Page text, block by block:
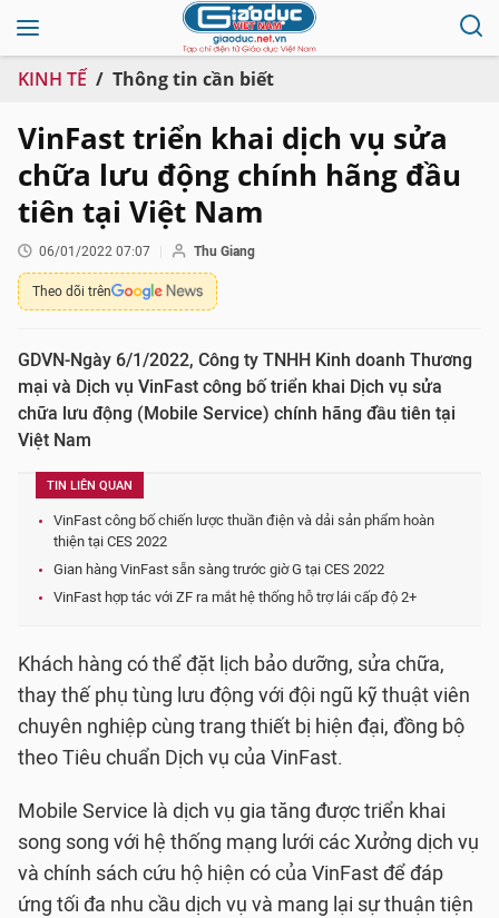
KINH TẾ Thông tin cần biết
VinFast triển khai dịch vụ sửa
chữa lưu động chính hãng đầu
tiên tại Việt Nam
06/01/2022 07:07 Thu Giang
Theo dõi trên
GDVN-Ngày 6/1/2022, Công ty TNHH Kinh doanh Thương
mại và Dịch vụ VinFast công bố triển khai Dịch vụ sửa
chữa lưu động (Mobile Service) chính hãng đầu tiên tại
Việt Nam
TIN LIÊN QUAN
VinFast công bố chiến lược thuần điện và dải sản phẩm hoàn
thiện tại CES 2022
Gian hàng VinFast sẵn sàng trước giờ G tại CES 2022
VinFast hợp tác với ZF ra mắt hệ thống hỗ trợ lái cấp độ 2+
Khách hàng có thể đặt lịch bảo dưỡng, sửa chữa,
thay thế phụ tùng lưu động với đội ngũ kỹ thuật viên
chuyên nghiệp cùng trang thiết bị hiện đại, đồng bộ
theo Tiêu chuẩn Dịch vụ của VinFast.
Mobile Service là dịch vụ gia tăng được triển khai
song song với hệ thống mạng lưới các Xưởng dịch vụ
và chính sách cứu hộ hiện có của VinFast để đáp
ứng tối đa nhu cầu dịch vụ và mang lại sự thuận tiện